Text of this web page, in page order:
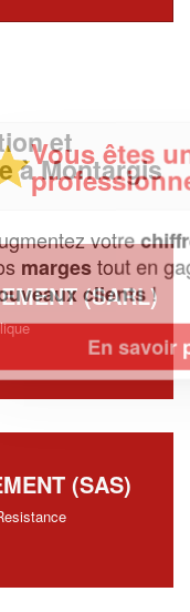
et
à Montargis
(SARL)
(SAS)
un
?
d'affaireset
gagnant de
plus